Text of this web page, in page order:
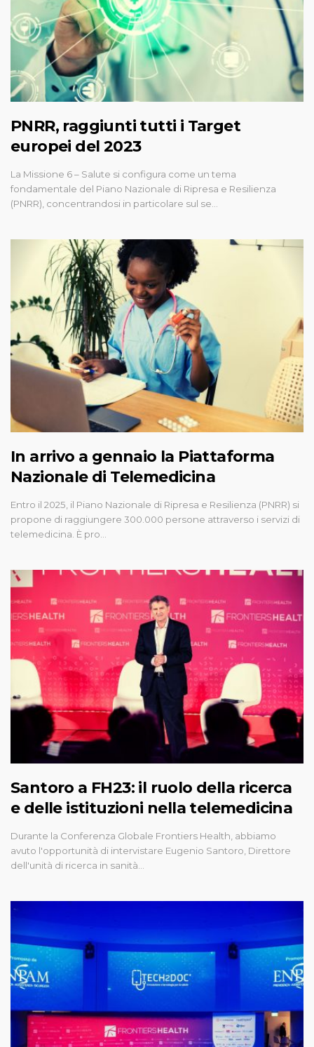
PNRR, raggiunti tutti i Target
europei del 2023
La Missione 6 – Salute si configura come un tema
fondamentale del Piano Nazionale di Ripresa e Resilienza
(PNRR), concentrandosi in particolare sul se…
In arrivo a gennaio la Piattaforma
Nazionale di Telemedicina
Entro il 2025, il Piano Nazionale di Ripresa e Resilienza (PNRR) si
propone di raggiungere 300.000 persone attraverso i servizi di
telemedicina. È pro…
Santoro a FH23: il ruolo della ricerca
e delle istituzioni nella telemedicina
Durante la Conferenza Globale Frontiers Health, abbiamo
avuto l'opportunità di intervistare Eugenio Santoro, Direttore
dell'unità di ricerca in sanità…